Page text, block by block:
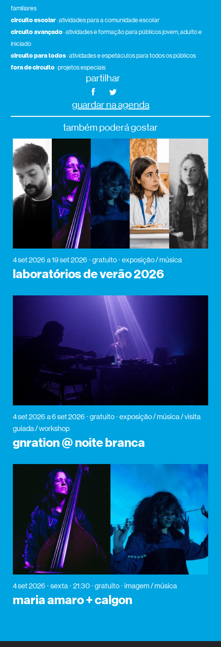
familiares
circuito escolar· atividades para a comunidade escolar
circuito avançado· atividades e formação para públicos jovem, adulto e
iniciado
circuito para todos· atividades e espetáculos para todos os públicos
fora de circuito· projetos especiais
partilhar
guardar na agenda
também poderá gostar
4 set 2026 a 19 set 2026 gratuito exposição / música
laboratórios de verão 2026
4 set 2026 a 6 set 2026 gratuito
exposição / música / visita
guiada / workshop
gnration @ noite branca
4 set 2026 sexta 21:30 gratuito imagem / música
maria amaro + calgon